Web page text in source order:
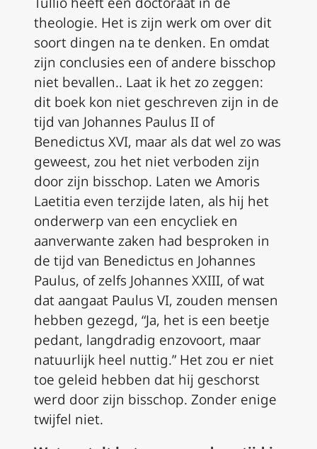
theologie. Het is zijn werk om over dit
soort dingen na te denken. En omdat
zijn conclusies een of andere bisschop
niet bevallen.. Laat ik het zo zeggen:
dit boek kon niet geschreven zijn in de
tijd van Johannes Paulus II of
Benedictus XVI, maar als dat wel zo was
geweest, zou het niet verboden zijn
door zijn bisschop. Laten we Amoris
Laetitia even terzijde laten, als hij het
onderwerp van een encycliek en
aanverwante zaken had besproken in
de tijd van Benedictus en Johannes
Paulus, of zelfs Johannes XXIII, of wat
dat aangaat Paulus VI, zouden mensen
hebben gezegd, “Ja, het is een beetje
pedant, langdradig enzovoort, maar
natuurlijk heel nuttig.” Het zou er niet
toe geleid hebben dat hij geschorst
werd door zijn bisschop. Zonder enige
twijfel niet.